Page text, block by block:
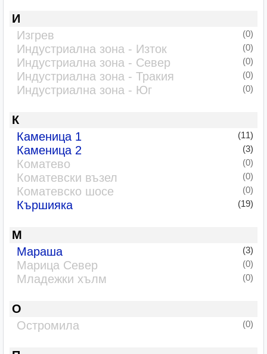
И
Изгрев
(0)
Индустриална зона - Изток (0)
Индустриална зона - Север (0)
Индустриална зона - Тракия (0)
Индустриална зона - Юг (0)
К
Каменица 1
(11)
Каменица 2 (3)
Коматево (0)
Коматевски възел (0)
Коматевско шосе (0)
Кършияка (19)
М
Мараша
(3)
Марица Север (0)
Младежки хълм (0)
О
Остромила
(0)